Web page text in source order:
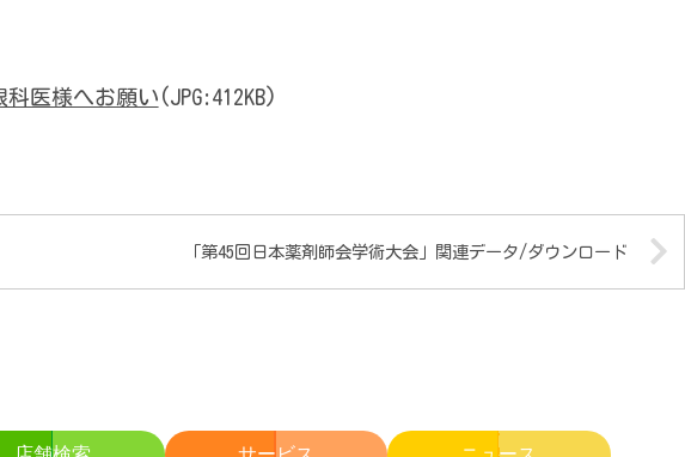
科医様へお願い (JPG:412KB)
「第45回日本薬剤師会学術大会」関連データ/ダウンロード